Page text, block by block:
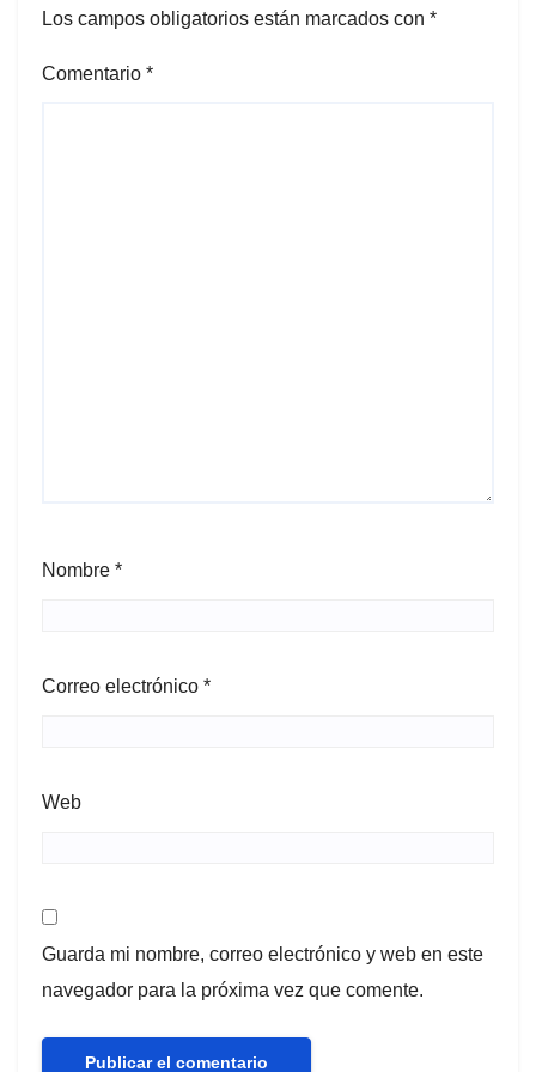
Los campos obligatorios están marcados con *
Comentario *
Nombre *
Correo electrónico *
Web
Guarda mi nombre, correo electrónico y web en este
navegador para la próxima vez que comente.